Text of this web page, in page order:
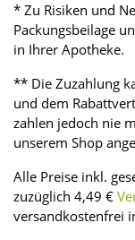
* Zu Risiken und
Packungsbeilage
in Ihrer Apotheke.
** Die Zuzahlung
und dem
zahlen jedoch nie
unserem Shop
Alle Preise inkl.
zuzüglich 4,49 €
versandkostenfrei